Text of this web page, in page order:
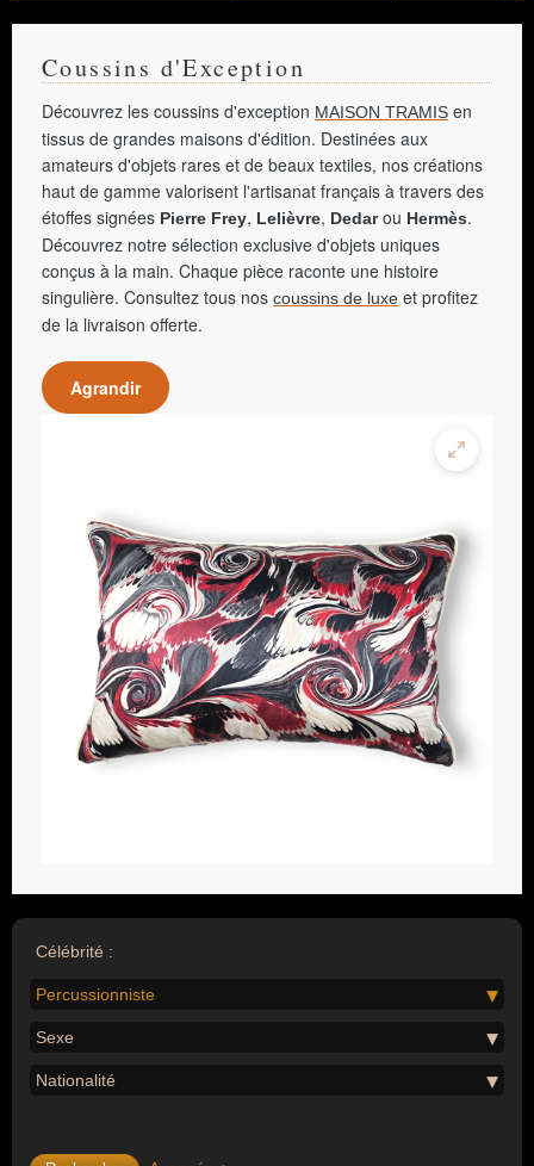
Coussins d'Exception
Découvrez les coussins d'exception MAISON TRAMIS en
tissus de grandes maisons d'édition. Destinées aux
amateurs d'objets rares et de beaux textiles, nos créations
haut de gamme valorisent l'artisanat français à travers des
étoffes signées Pierre Frey, Lelièvre, Dedarou Hermès.
Découvrez notre sélection exclusive d'objets uniques
conçus à la main. Chaque pièce raconte une histoire
singulière. Consultez tous nos coussins de luxe et profitez
de la livraison offerte.
Agrandir
Célébrité :
Percussionniste
Sexe
Nationalité